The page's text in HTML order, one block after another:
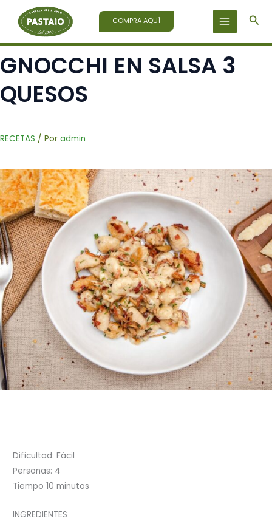
contenido
COMPRA AQUÍ
GNOCCHI EN SALSA 3
QUESOS
RECETAS / Por admin
Dificultad: Fácil
Personas: 4
Tiempo 10 minutos
INGREDIENTES